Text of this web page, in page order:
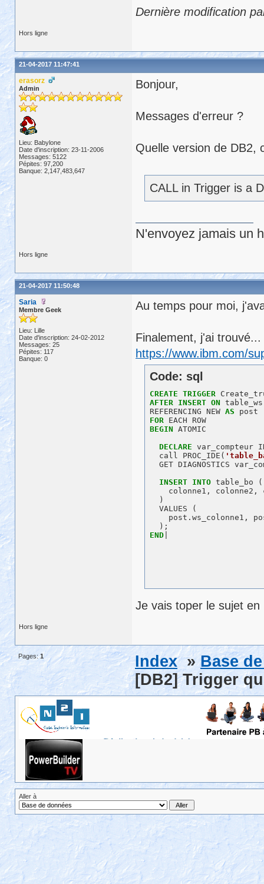
Dernière modification
Hors ligne
21-04-2017 11:47:41
erasorz
Admin
Lieu: Babylone
Date d'inscription: 23-11-2006
Messages: 5122
Pépites: 97,200
Banque: 2,147,483,647
Bonjour,
Messages d'erreur ?
Quelle version de DB2,
CALL in Trigger is a
N'envoyez jamais un
Hors ligne
21-04-2017 11:50:48
Saria
Membre Geek
Lieu: Lille
Date d'inscription: 24-02-2012
Messages: 25
Pépites: 117
Banque: 0
Au temps pour moi,
Finalement, j'ai trouvé...
https://www.ibm.com/
Code: sql
CREATE TRIGGER
AFTER INSERT ON table_ws
REFERENCING NEW AS
FOR
BEGIN ATOMIC
DECLARE var_compteur
  call PROC_IDE(
GET DIAGNOSTICS
INSERT INTO table_bo (
colonne1, colonne2,
  )
  VALUES (
post.ws_colonne1,
END
Je vais toper le sujet en
Hors ligne
Pages:1 Index »Base
[DB2] Trigger
Aller à